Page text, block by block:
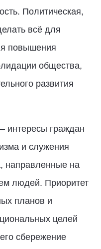
Политическая,
всё для
повышения
общества,
развития
интересы граждан
и служения
направленные на
людей. Приоритет
планов и
целей
сбережение